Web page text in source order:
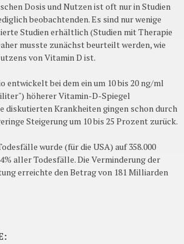
Dosis und Nutzen ist oft nur in Studien
beobachtenden. Es sind nur wenige
Studien erhältlich (Studien mit Therapie
musste zunächst beurteilt werden, wie
von Vitamin D ist.
entwickelt bei dem ein um 10 bis 20 ng/ml
höherer Vitamin-D-Spiegel
diskutierten Krankheiten gingen schon durch
Steigerung um 10 bis 25 Prozent zurück.
wurde (für die USA) auf 358.000
aller Todesfälle. Die Verminderung der
erreichte den Betrag von 181 Milliarden